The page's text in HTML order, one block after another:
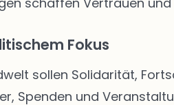
Fokus
sollen Solidarität,
Spenden und